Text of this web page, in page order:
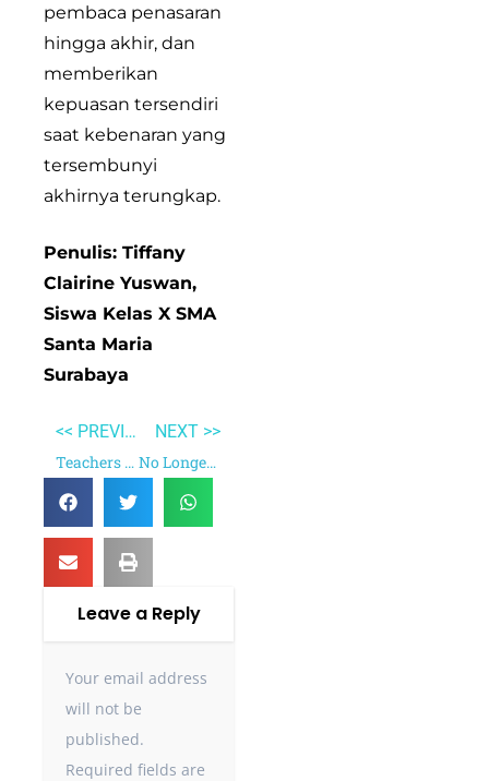
pembaca penasaran
hingga akhir, dan
memberikan
kepuasan tersendiri
saat kebenaran yang
tersembunyi
akhirnya terungkap.
Penulis: Tiffany
Clairine Yuswan,
Siswa Kelas X SMA
Santa Maria
Surabaya
<< PREVIOUS
Teachers as A Coach
NEXT >>
No Longer Human
Leave a Reply
Your email address
will not be
published.
Required fields are